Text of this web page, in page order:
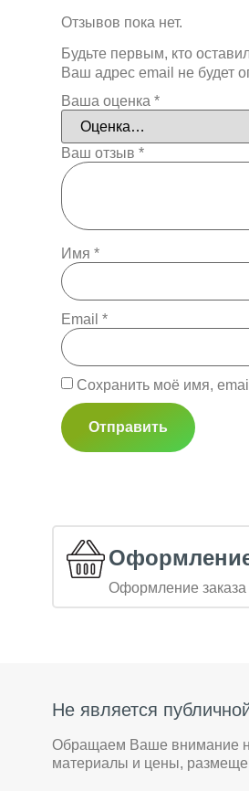
Отзывов пока нет.
Будьте первым, кто
Ваш адрес email не будет
Ваша оценка *
Ваш отзыв *
Имя *
Email *
Сохранить моё имя,
Оформление заказа
Не является
Обращаем Ваше внимание
материалы и цены,